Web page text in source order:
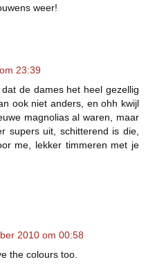
weer!
23:39
de dames het heel gezellig
ook niet anders, en ohh kwijl
magnolias al waren, maar
supers uit, schitterend is die,
me, lekker timmeren met je
2010 om 00:58
the colours too.